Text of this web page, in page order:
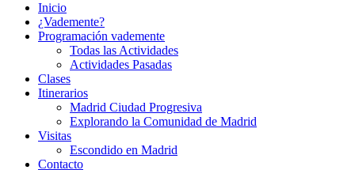
Inicio
¿Vademente?
Programación vademente
Todas las Actividades
Actividades Pasadas
Clases
Itinerarios
Madrid Ciudad Progresiva
Explorando la Comunidad de Madrid
Visitas
Escondido en Madrid
Contacto